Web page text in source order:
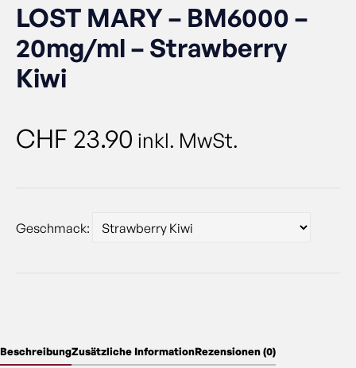
LOST MARY – BM6000 –
20mg/ml – Strawberry
Kiwi
CHF 23.90 inkl. MwSt.
Geschmack:
BeschreibungZusätzliche InformationRezensionen (0)